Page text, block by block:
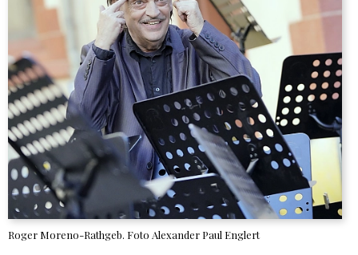
Roger Moreno-Rathgeb. Foto Alexander Paul Englert